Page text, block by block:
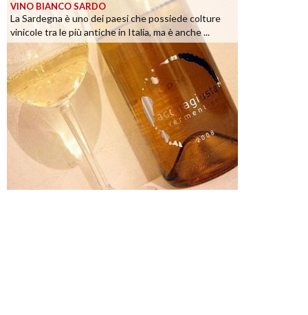
VINO BIANCO SARDO
La Sardegna è uno dei paesi che possiede colture
vinicole tra le più antiche in Italia, ma è anche ...